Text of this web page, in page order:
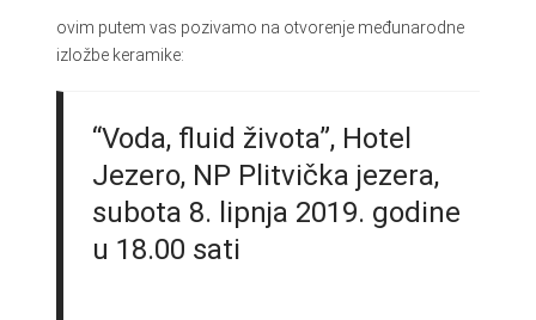
ovim putem vas pozivamo na otvorenje međunarodne
izložbe keramike:
“Voda, fluid života”, Hotel
Jezero, NP Plitvička jezera,
subota 8. lipnja 2019. godine
u 18.00 sati